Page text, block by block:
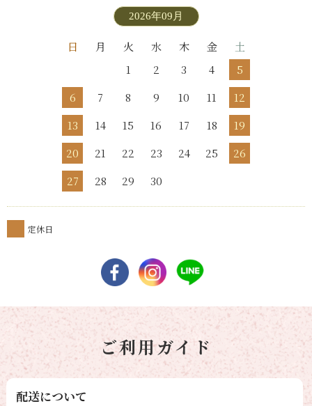
2026年09月
日 月 火 水 木 金
土
1
2 3 4
5
6
7 8 9 10 11
12
13
14 15 16 17 18
19
20
21 22 23 24 25
26
27
28 29 30
定休日
ご利用ガイド
配送について